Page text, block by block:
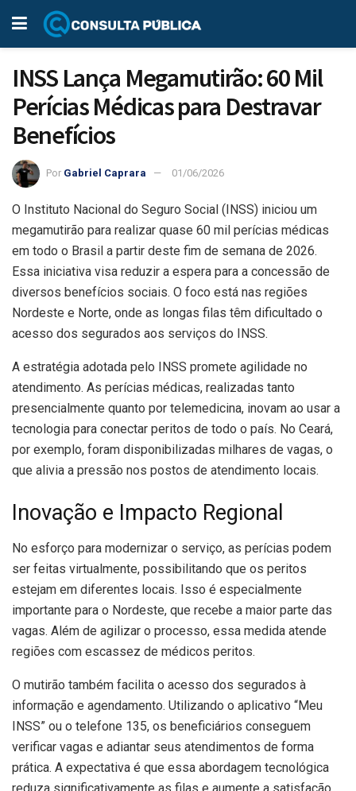
INSS Lança Megamutirão: 60 Mil
Perícias Médicas para Destravar
Benefícios
Por Gabriel Caprara 01/06/2026
O Instituto Nacional do Seguro Social (INSS) iniciou um
megamutirão para realizar quase 60 mil perícias médicas
em todo o Brasil a partir deste fim de semana de 2026.
Essa iniciativa visa reduzir a espera para a concessão de
diversos benefícios sociais. O foco está nas regiões
Nordeste e Norte, onde as longas filas têm dificultado o
acesso dos segurados aos serviços do INSS.
A estratégia adotada pelo INSS promete agilidade no
atendimento. As perícias médicas, realizadas tanto
presencialmente quanto por telemedicina, inovam ao usar a
tecnologia para conectar peritos de todo o país. No Ceará,
por exemplo, foram disponibilizadas milhares de vagas, o
que alivia a pressão nos postos de atendimento locais.
Inovação e Impacto Regional
No esforço para modernizar o serviço, as perícias podem
ser feitas virtualmente, possibilitando que os peritos
estejam em diferentes locais. Isso é especialmente
importante para o Nordeste, que recebe a maior parte das
vagas. Além de agilizar o processo, essa medida atende
regiões com escassez de médicos peritos.
O mutirão também facilita o acesso dos segurados à
informação e agendamento. Utilizando o aplicativo “Meu
INSS” ou o telefone 135, os beneficiários conseguem
verificar vagas e adiantar seus atendimentos de forma
prática. A expectativa é que essa abordagem tecnológica